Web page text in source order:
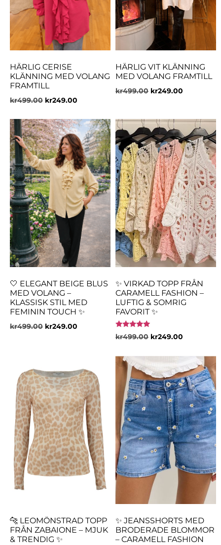
HÄRLIG CERISE
KLÄNNING MED VOLANG
FRAMTILL
kr499.00 kr249.00
HÄRLIG VIT KLÄNNING
MED VOLANG FRAMTILL
kr499.00 kr249.00
🤍 ELEGANT BEIGE BLUS
MED VOLANG –
KLASSISK STIL MED
FEMININ TOUCH ✨
kr499.00 kr249.00
✨ VIRKAD TOPP FRÅN
CARAMELL FASHION –
LUFTIG & SOMRIG
FAVORIT ✨
Betygsatt
5.00
kr499.00 kr249.00
🐆 LEOMÖNSTRAD TOPP
FRÅN ZABAIONE – MJUK
& TRENDIG ✨
✨ JEANSSHORTS MED
BRODERADE BLOMMOR
– CARAMELL FASHION